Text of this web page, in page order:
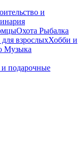
и
Охота Рыбалка
взрослыхХобби и
Музыка
подарочные